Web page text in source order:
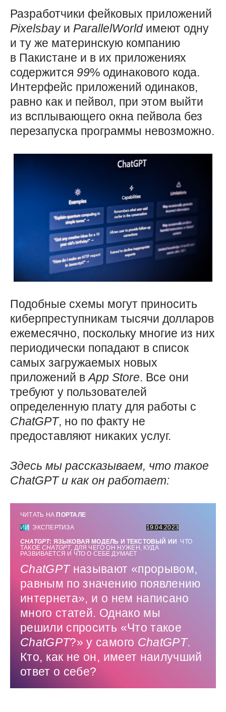
Разработчики фейковых приложений
Pixelsbay и ParallelWorld имеют одну
и ту же материнскую компанию
в Пакистане и в их приложениях
содержится 99% одинакового кода.
Интерфейс приложений одинаков,
равно как и пейвол, при этом выйти
из всплывающего окна пейвола без
перезапуска программы невозможно.
Подобные схемы могут приносить
киберпреступникам тысячи долларов
ежемесячно, поскольку многие из них
периодически попадают в список
самых загружаемых новых
приложений вApp Store. Все они
требуют у пользователей
определенную плату для работы с
ChatGPT, но по факту не
предоставляют никаких услуг.
Здесь мы рассказываем, что такое
ChatGPTи как он работает:
ЧИТАТЬ НА ПОРТАЛЕ
ИИ
ЭКСПЕРТИЗА
19.04.2023
CHATGPT: ЯЗЫКОВАЯ МОДЕЛЬ И ТЕКСТОВЫЙ ИИ
ЧТО
ТАКОЕCHATGPT, ДЛЯ ЧЕГО ОН НУЖЕН, КУДА
РАЗВИВАЕТСЯ И ЧТО О СЕБЕ ДУМАЕТ
ChatGPT называют «прорывом,
равным по значению появлению
интернета», и о нем написано
много статей. Однако мы
решили спросить «Что такое
ChatGPT?» у самого ChatGPT.
Кто, как не он, имеет наилучший
ответ о себе?